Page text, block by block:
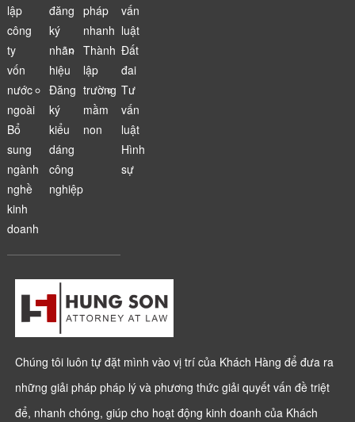
lập
công
ty
vốn
nước
ngoài
Bổ
sung
ngành
nghề
kinh
doanh
đăng
ký
nhãn
hiệu
Đăng
ký
kiểu
dáng
công
nghiệp
pháp
nhanh
Thành
lập
trường
mầm
non
vấn
luật
Đất
đai
Tư
vấn
luật
Hình
sự
Chúng tôi luôn tự đặt mình vào vị trí của Khách Hàng để đưa ra
những giải pháp pháp lý và phương thức giải quyết vấn đề triệt
để, nhanh chóng, giúp cho hoạt động kinh doanh của Khách